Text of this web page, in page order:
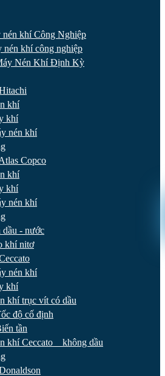
nén khí Công Nghiệp
nén khí công nghiệp
Nén Khí Định Kỳ
khí
khí
nén khí
Copco
khí
khí
nén khí
dầu - nước
khí nitơ
nén khí
khí
khí trục vít có dầu
độ cố định
tần
khí Ceccato _ không dầu